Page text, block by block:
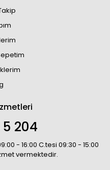
204
- 16:00 C.tesi 09:30 - 15:00
vermektedir.